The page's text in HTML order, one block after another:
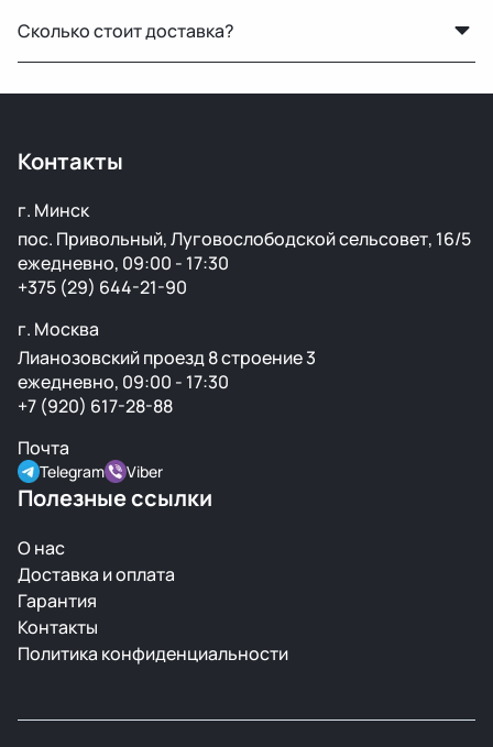
только на продаже автозапчастей.
Сколько стоит доставка?
Контакты
г. Минск
пос. Привольный, Луговослободской сельсовет, 16/5
ежедневно, 09:00 - 17:30
+375 (29) 644-21-90
г. Москва
Лианозовский проезд 8 строение 3
ежедневно, 09:00 - 17:30
+7 (920) 617-28-88
Почта
Telegram Viber
Полезные ссылки
О нас
Доставка и оплата
Гарантия
Контакты
Политика конфиденциальности